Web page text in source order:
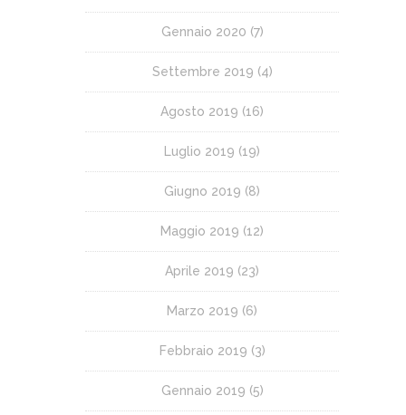
Gennaio 2020 (7)
Settembre 2019 (4)
Agosto 2019 (16)
Luglio 2019 (19)
Giugno 2019 (8)
Maggio 2019 (12)
Aprile 2019 (23)
Marzo 2019 (6)
Febbraio 2019 (3)
Gennaio 2019 (5)